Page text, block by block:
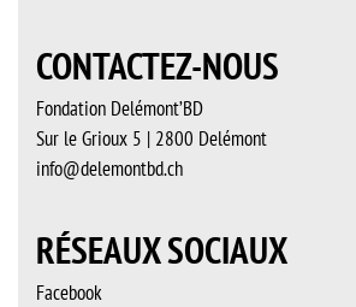
CONTACTEZ-NOUS
Fondation Delémont’BD
Sur le Grioux 5 | 2800 Delémont
info@delemontbd.ch
RÉSEAUX SOCIAUX
Facebook